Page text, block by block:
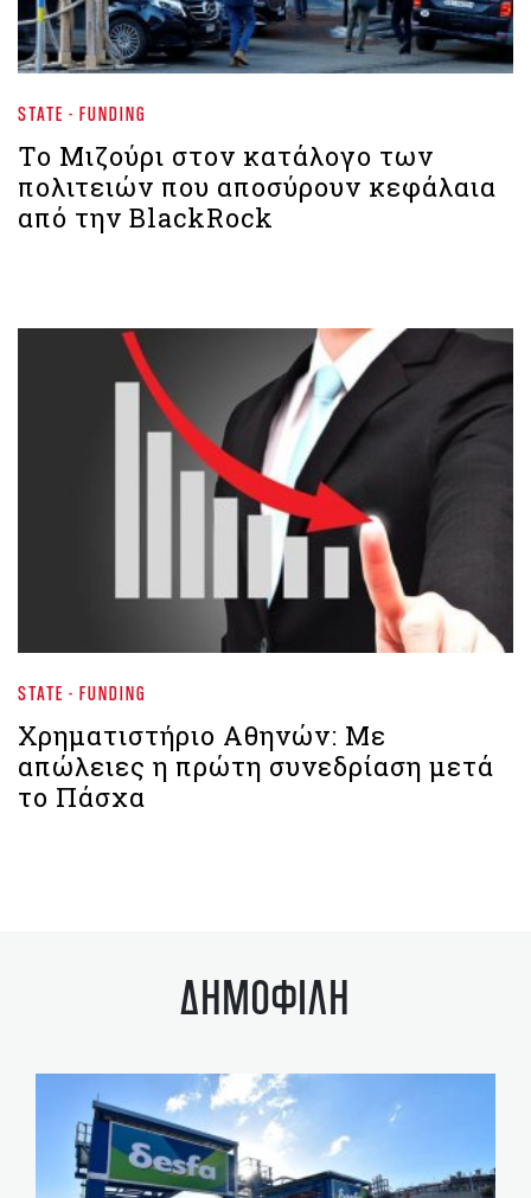
STATE - FUNDING
To Mιζούρι στον κατάλογο των
πολιτειών που αποσύρουν κεφάλαια
από την BlackRock
STATE - FUNDING
Χρηματιστήριο Αθηνών: Με
απώλειες η πρώτη συνεδρίαση μετά
το Πάσχα
ΔΗΜΟΦΙΛΗ